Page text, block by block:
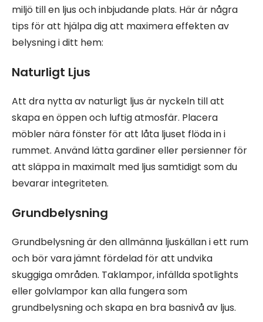
miljö till en ljus och inbjudande plats. Här är några
tips för att hjälpa dig att maximera effekten av
belysning i ditt hem:
Naturligt Ljus
Att dra nytta av naturligt ljus är nyckeln till att
skapa en öppen och luftig atmosfär. Placera
möbler nära fönster för att låta ljuset flöda in i
rummet. Använd lätta gardiner eller persienner för
att släppa in maximalt med ljus samtidigt som du
bevarar integriteten.
Grundbelysning
Grundbelysning är den allmänna ljuskällan i ett rum
och bör vara jämnt fördelad för att undvika
skuggiga områden. Taklampor, infällda spotlights
eller golvlampor kan alla fungera som
grundbelysning och skapa en bra basnivå av ljus.